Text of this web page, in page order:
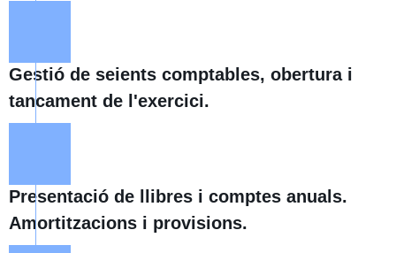
Gestió de seients comptables, obertura i
tancament de l'exercici.
Presentació de llibres i comptes anuals.
Amortitzacions i provisions.